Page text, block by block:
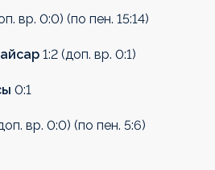
вр. 0:0) (по пен. 15:14)
1:2 (доп. вр. 0:1)
0:1
вр. 0:0) (по пен. 5:6)